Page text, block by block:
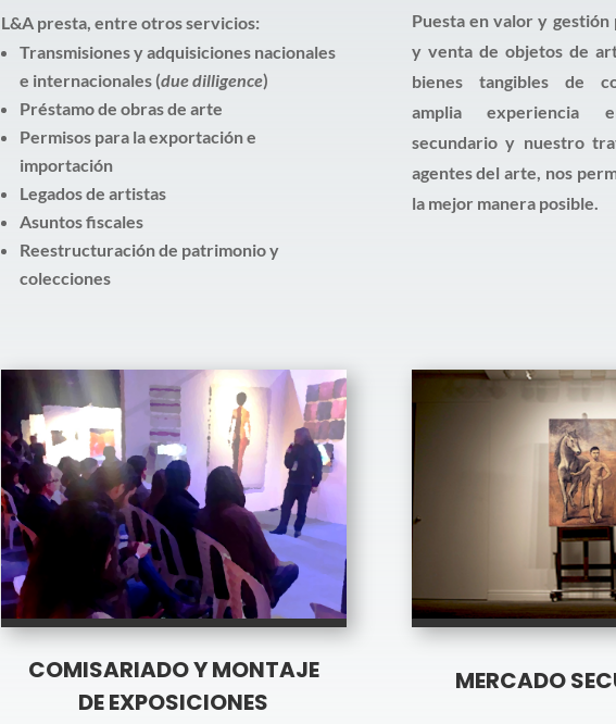
L&A presta, entre otros servicios:
Transmisiones y adquisiciones nacionales
e internacionales (due dilligence)
Préstamo de obras de arte
Permisos para la exportación e
importación
Legados de artistas
Asuntos fiscales
Reestructuración de patrimonio y
colecciones
Puesta en valor y gestión
y venta de objetos de
bienes tangibles de
amplia experiencia
secundario y nuestro
agentes del arte, nos
la mejor manera posible.
COMISARIADO Y MONTAJE
DE EXPOSICIONES
MERCADO